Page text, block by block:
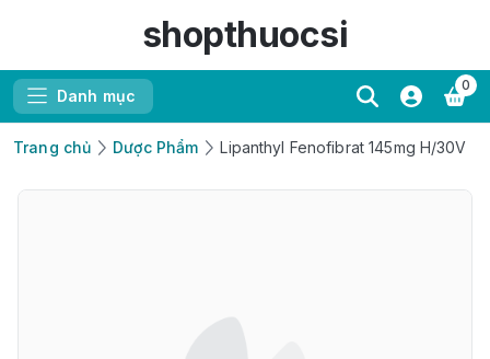
shopthuocsi
Danh mục
0
Trang chủ Dược Phẩm Lipanthyl Fenofibrat 145mg H/30V